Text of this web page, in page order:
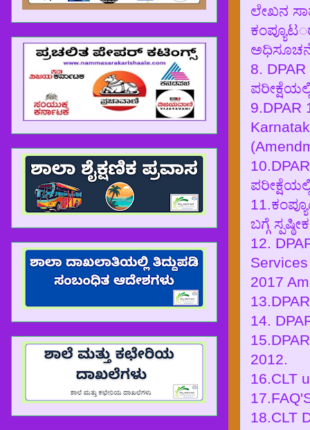
ಲೇಖನ
8.
9.DPAR
ಬಗ್ಗೆ
12.
2017
14.
2012.
16.CLT
18.CLT